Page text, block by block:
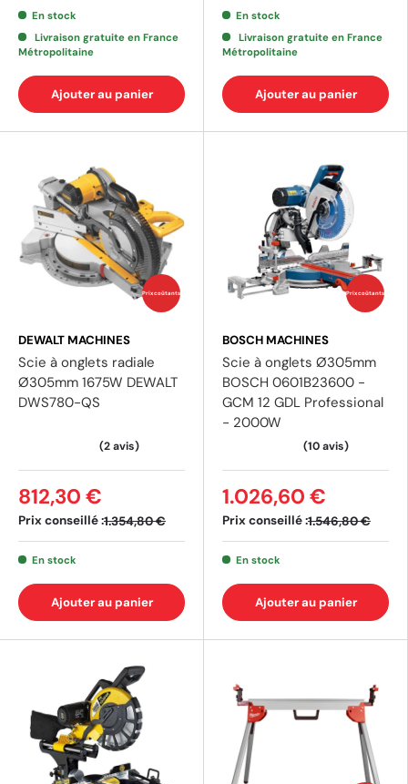
(3 avis)
En stock
Livraison gratuite en France
Métropolitaine
Ajouter au panier
En stock
Livraison gratuite en France
Métropolitaine
Ajouter au panier
Prix coûtants
DEWALT MACHINES
Scie à onglets radiale
Ø305mm 1675W DEWALT
DWS780-QS
Prix conseillé :1.354,80 €
812,30 €
En stock
Ajouter au panier
Prix coûtants
BOSCH MACHINES
Scie à onglets Ø305mm
BOSCH 0601B23600 -
GCM 12 GDL Professional
- 2000W
Prix conseillé :1.546,80 €
1.026,60 €
En stock
Ajouter au panier